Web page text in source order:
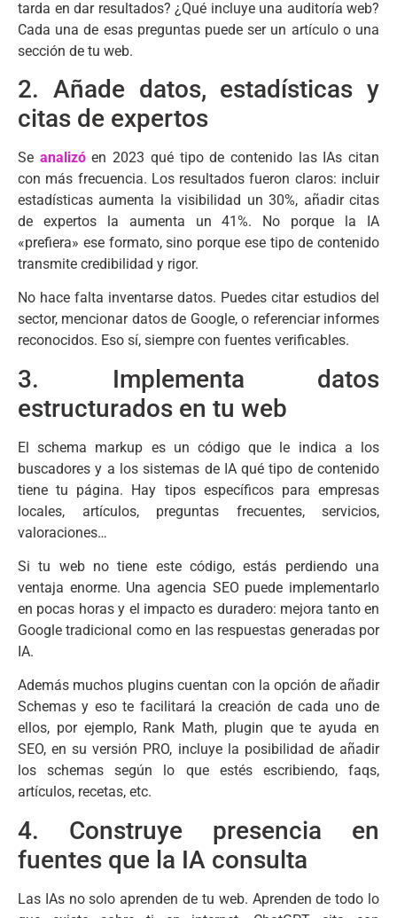
tarda en dar resultados? ¿Qué incluye una auditoría web?
Cada una de esas preguntas puede ser un artículo o una
sección de tu web.
2. Añade datos, estadísticas y
citas de expertos
Se analizóen 2023 qué tipo de contenido las IAs citan
con más frecuencia. Los resultados fueron claros: incluir
estadísticas aumenta la visibilidad un 30%, añadir citas
de expertos la aumenta un 41%. No porque la IA
«prefiera» ese formato, sino porque ese tipo de contenido
transmite credibilidad y rigor.
No hace falta inventarse datos. Puedes citar estudios del
sector, mencionar datos de Google, o referenciar informes
reconocidos. Eso sí, siempre con fuentes verificables.
3. Implementa datos
estructurados en tu web
El schema markup es un código que le indica a los
buscadores y a los sistemas de IA qué tipo de contenido
tiene tu página. Hay tipos específicos para empresas
locales, artículos, preguntas frecuentes, servicios,
valoraciones…
Si tu web no tiene este código, estás perdiendo una
ventaja enorme. Una agencia SEO puede implementarlo
en pocas horas y el impacto es duradero: mejora tanto en
Google tradicional como en las respuestas generadas por
IA.
Además muchos plugins cuentan con la opción de añadir
Schemas y eso te facilitará la creación de cada uno de
ellos, por ejemplo, Rank Math, plugin que te ayuda en
SEO, en su versión PRO, incluye la posibilidad de añadir
los schemas según lo que estés escribiendo, faqs,
artículos, recetas, etc.
4. Construye presencia en
fuentes que la IA consulta
Las IAs no solo aprenden de tu web. Aprenden de todo lo